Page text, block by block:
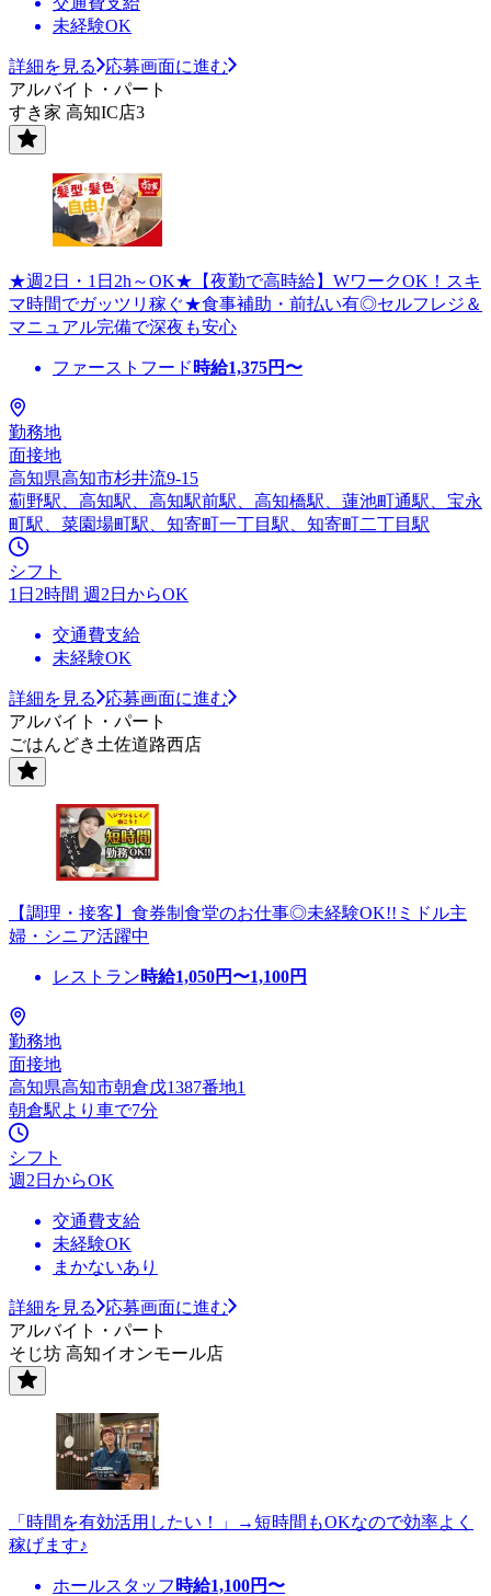
未経験OK
詳細を見る
応募画面に進む
アルバイト・パート
すき家 高知IC店3
★週2日・1日2h～OK★【夜勤で高時給】WワークOK！スキ
マ時間でガッツリ稼ぐ★食事補助・前払い有◎セルフレジ＆
マニュアル完備で深夜も安心
ファーストフード 時給1,375円〜
勤務地
面接地
高知県高知市杉井流9-15
薊野駅、高知駅、高知駅前駅、高知橋駅、蓮池町通駅、宝永
町駅、菜園場町駅、知寄町一丁目駅、知寄町二丁目駅
シフト
1日2時間 週2日からOK
交通費支給
未経験OK
詳細を見る
応募画面に進む
アルバイト・パート
ごはんどき土佐道路西店
【調理・接客】食券制食堂のお仕事◎未経験OK!!ミドル主
婦・シニア活躍中
レストラン時給1,050円〜1,100円
勤務地
面接地
高知県高知市朝倉戊1387番地1
朝倉駅より車で7分
シフト
週2日からOK
交通費支給
未経験OK
まかないあり
詳細を見る
応募画面に進む
アルバイト・パート
そじ坊 高知イオンモール店
「時間を有効活用したい！」→短時間もOKなので効率よく
稼げます♪
ホールスタッフ 時給1,100円〜